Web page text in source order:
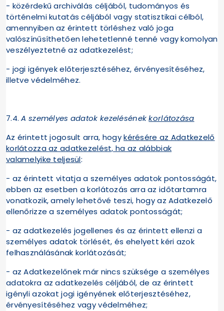
- közérdekű archiválás céljából, tudományos és
történelmi kutatás céljából vagy statisztikai célból,
amennyiben az érintett törléshez való joga
valószínűsíthetően lehetetlenné tenné vagy komolyan
veszélyeztetné az adatkezelést;
- jogi igények előterjesztéséhez, érvényesítéséhez,
illetve védelméhez.
7.4.A személyes adatok kezelésénekkorlátozása
Az érintett jogosult arra, hogykérésére az Adatkezelő
korlátozza az adatkezelést, ha az alábbiak
valamelyike teljesül:
- az érintett vitatja a személyes adatok pontosságát,
ebben az esetben a korlátozás arra az időtartamra
vonatkozik, amely lehetővé teszi, hogy az Adatkezelő
ellenőrizze a személyes adatok pontosságát;
- az adatkezelés jogellenes és az érintett ellenzi a
személyes adatok törlését, és ehelyett kéri azok
felhasználásának korlátozását;
- az Adatkezelőnek már nincs szüksége a személyes
adatokra az adatkezelés céljából, de az érintett
igényli azokat jogi igényének előterjesztéséhez,
érvényesítéséhez vagy védelméhez;